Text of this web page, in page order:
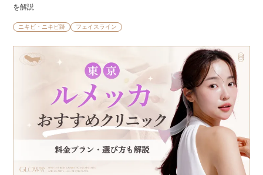
を解説
ニキビ・ニキビ跡 フェイスライン